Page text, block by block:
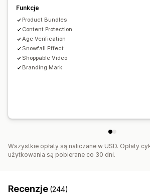
Rekomendacje AI
Analizy
Współczynniki klikalności
Skuteczność rekomendacji
Sugestie
Często kupowane razem
Automatyczne rabaty
Sprzedaż droższych produktów za
kliknięcia
Funkcje
Product Bundles
Content Protection
Age Verification
Snowfall Effect
Shoppable Video
Branding Mark
Wszystkie opłaty są naliczane w USD. Opłaty
użytkowania są pobierane co 30 dni.
Recenzje (244)